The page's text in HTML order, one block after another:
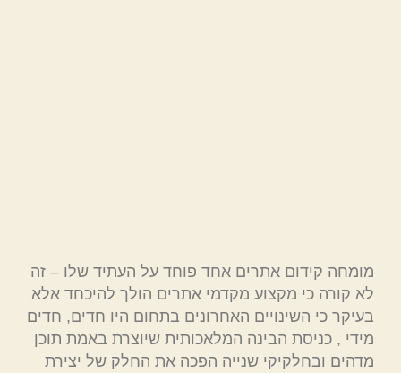
מומחה קידום אתרים אחד פוחד על העתיד שלו – זה
לא קורה כי מקצוע מקדמי אתרים הולך להיכחד אלא
בעיקר כי השינויים האחרונים בתחום היו חדים, חדים
מידי , כניסת הבינה המלאכותית שיוצרת באמת תוכן
מדהים ובחלקיקי שנייה הפכה את החלק של יצירת